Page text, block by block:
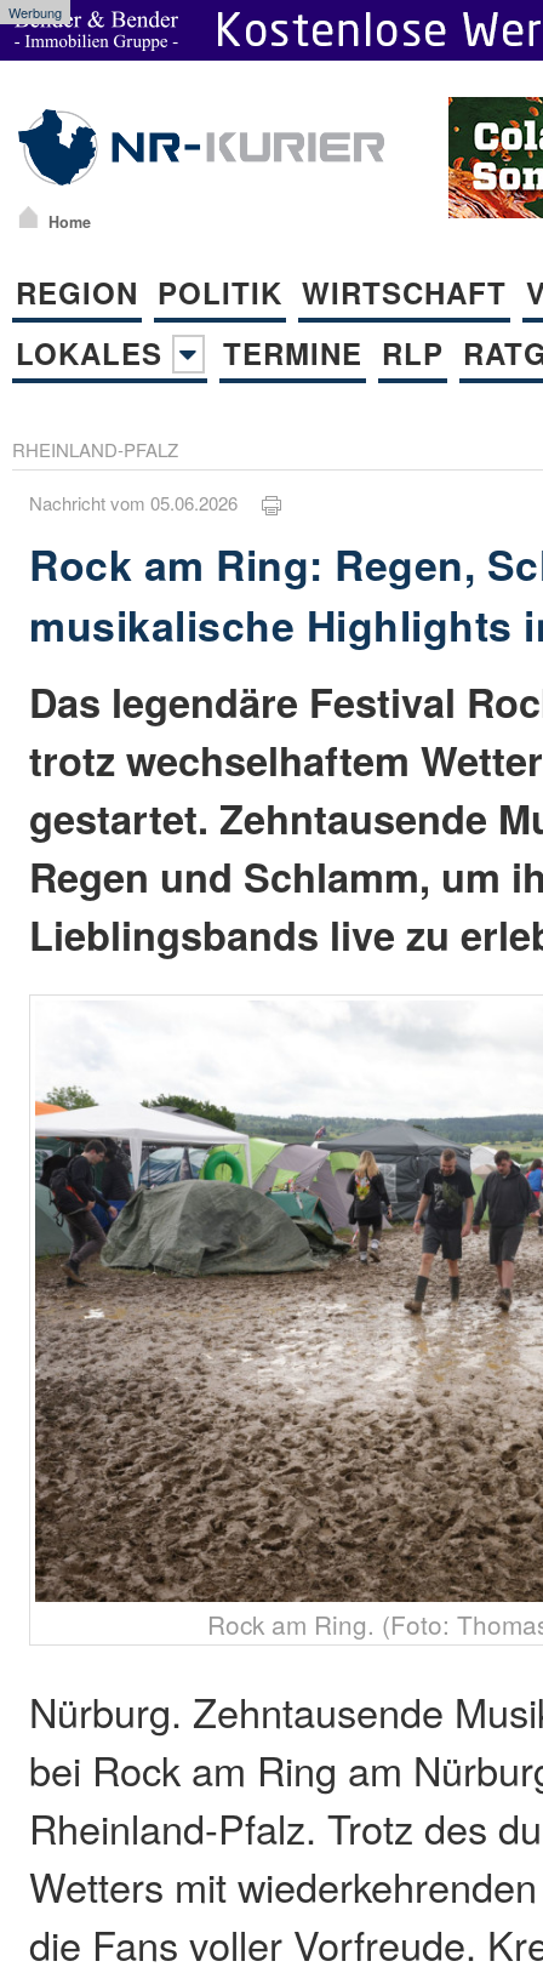
Werbung
Home
REGION POLITIK WIRTSCHAFT
LOKALES
TERMINE RLP
RHEINLAND-PFALZ
Nachricht vom 05.06.2026
Rock am Ring: Regen,
musikalische Highlights
Das legendäre Festival
trotz wechselhaftem
gestartet. Zehntausende
Regen und Schlamm, um
Lieblingsbands live zu
Rock am Ring. (Foto:
Nürburg. Zehntausende
bei Rock am Ring am
Rheinland-Pfalz. Trotz des
Wetters mit
die Fans voller Vorfreude.